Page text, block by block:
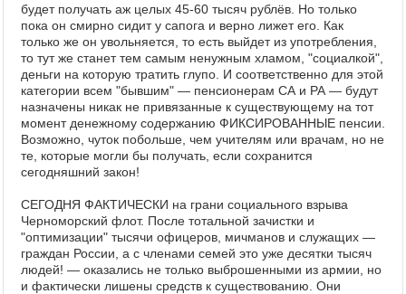
будет получать аж целых 45-60 тысяч рублёв. Но только
пока он смирно сидит у сапога и верно лижет его. Как
только же он увольняется, то есть выйдет из употребления,
то тут же станет тем самым ненужным хламом, "социалкой",
деньги на которую тратить глупо. И соответственно для этой
категории всем "бывшим" — пенсионерам СА и РА — будут
назначены никак не привязанные к существующему на тот
момент денежному содержанию ФИКСИРОВАННЫЕ пенсии.
Возможно, чуток побольше, чем учителям или врачам, но не
те, которые могли бы получать, если сохранится
сегодняшний закон!
СЕГОДНЯ ФАКТИЧЕСКИ на грани социального взрыва
Черноморский флот. После тотальной зачистки и
"оптимизации" тысячи офицеров, мичманов и служащих —
граждан России, а с членами семей это уже десятки тысяч
людей! — оказались не только выброшенными из армии, но
и фактически лишены средств к существованию. Они